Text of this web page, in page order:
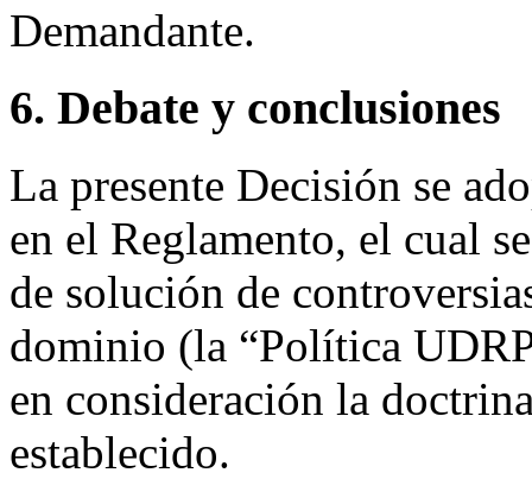
Demandante.
6. Debate y conclusiones
La presente Decisión se
en el Reglamento, el cual
de solución de
dominio (la “Política
en consideración la
establecido.